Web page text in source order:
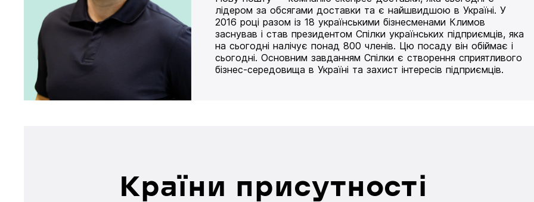
лідером за обсягами доставки та є найшвидшою в Україні. У
2016 році разом із 18 українськими бізнесменами Климов
заснував і став президентом Спілки українських підприємців, яка
на сьогодні налічує понад 800 членів. Цю посаду він обіймає і
сьогодні. Основним завданням Спілки є створення сприятливого
бізнес-середовища в Україні та захист інтересів підприємців.
Країни присутності